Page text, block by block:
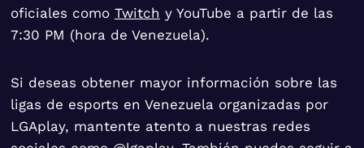
oficiales como Twitch y YouTube a partir de las
7:30 PM (hora de Venezuela).
Si deseas obtener mayor información sobre las
ligas de esports en Venezuela organizadas por
LGAplay, mantente atento a nuestras redes